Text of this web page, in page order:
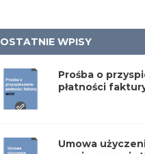
OSTATNIE WPISY
Prośba o
płatności
Umowa